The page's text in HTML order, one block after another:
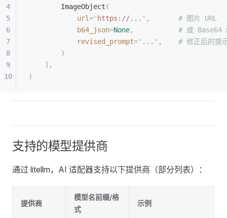
        ImageObject
(
            url
=" https://... " ,
       # 图片 URL
            b64_json
=None,
# 或 Base64
            revised_prompt
=" ... " ,
# 修正后的提
        )
    ],
)
支持的模型提供商
通过 litellm，AI 适配器支持以下提供商（部分列表）：
提供商
模型名前缀/格
式
示例